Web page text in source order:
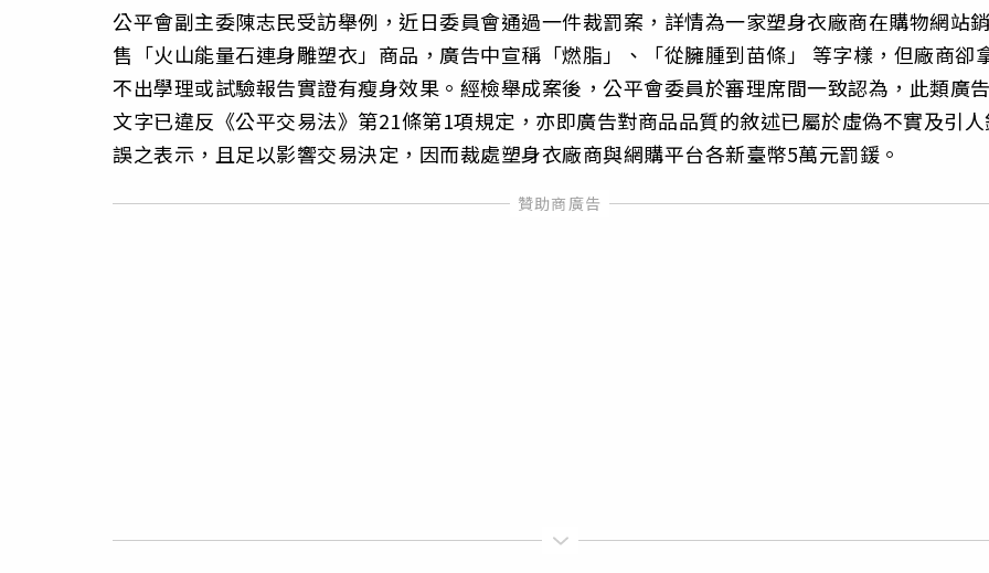
公平會副主委陳志民受訪舉例，近日委員會通過一件裁罰案，詳情為一家塑身衣廠商在購物網站
售「火山能量石連身雕塑衣」商品，廣告中宣稱「燃脂」、「從臃腫到苗條」 等字樣，但廠商卻
不出學理或試驗報告實證有瘦身效果。經檢舉成案後，公平會委員於審理席間一致認為，此類廣
文字已違反《公平交易法》第21條第1項規定，亦即廣告對商品品質的敘述已屬於虛偽不實及引
誤之表示，且足以影響交易決定，因而裁處塑身衣廠商與網購平台各新臺幣5萬元罰鍰。